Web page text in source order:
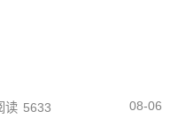
读 5633 08-06